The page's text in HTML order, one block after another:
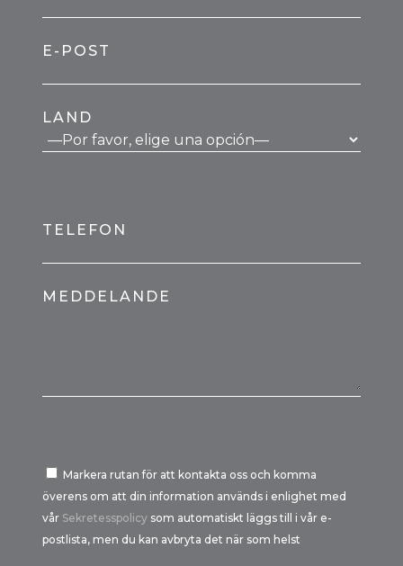
E-POST
LAND
TELEFON
MEDDELANDE
Markera rutan för att kontakta oss och komma
överens om att din information används i enlighet med
vår Sekretesspolicy som automatiskt läggs till i vår e-
postlista, men du kan avbryta det när som helst